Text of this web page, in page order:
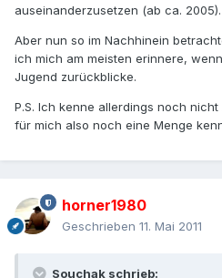
auseinanderzusetzen (ab ca. 2005).
Aber nun so im Nachhinein
ich mich am meisten erinnere,
Jugend zurückblicke.
P.S. Ich kenne allerdings noch nicht
für mich also noch eine Menge
horner1980
Geschrieben 11. Mai 2011
Souchak schrieb: